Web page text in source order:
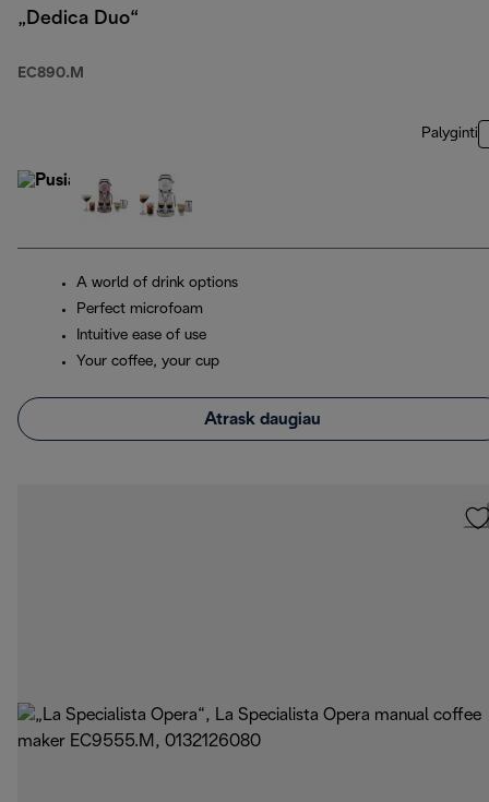
„Dedica Duo“
EC890.M
Palyginti
A world of drink options
Perfect microfoam
Intuitive ease of use
Your coffee, your cup
Atrask daugiau